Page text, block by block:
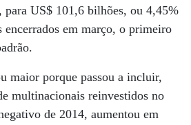
US$ 101,6 bilhões, ou 4,45%
encerrados em março, o primeiro
maior porque passou a incluir,
multinacionais reinvestidos no
de 2014, aumentou em